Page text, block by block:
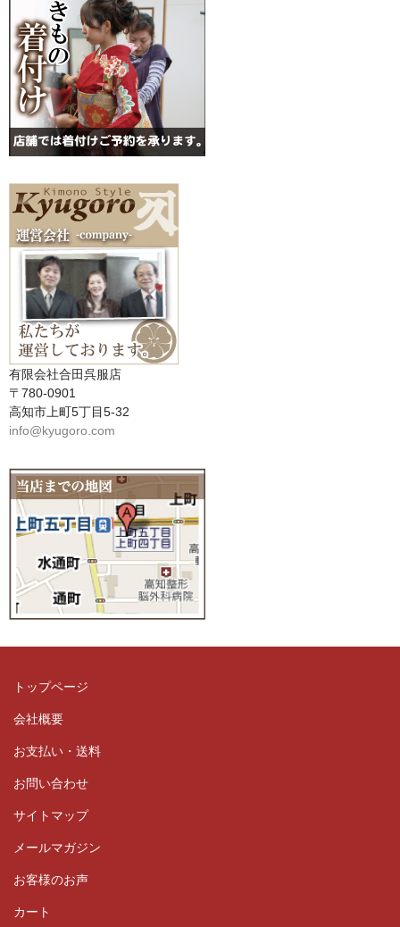
有限会社合田呉服店
〒780-0901
高知市上町5丁目5-32
info@kyugoro.com
トップページ
会社概要
お支払い・送料
お問い合わせ
サイトマップ
メールマガジン
お客様のお声
カート